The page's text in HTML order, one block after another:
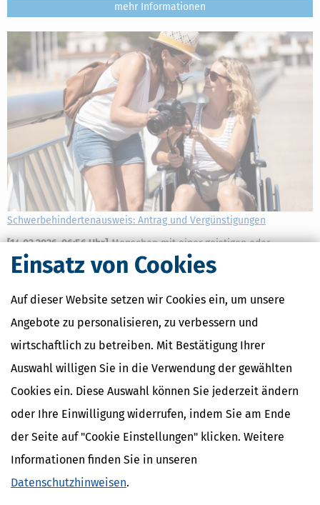
Einsatz von Cookies
Auf dieser Website setzen wir Cookies ein, um unsere
Angebote zu personalisieren, zu verbessern und
wirtschaftlich zu betreiben. Mit Bestätigung Ihrer
Auswahl willigen Sie in die Verwendung der gewählten
Cookies ein. Diese Auswahl können Sie jederzeit ändern
oder Ihre Einwilligung widerrufen, indem Sie am Ende
der Seite auf "Cookie Einstellungen" klicken. Weitere
Informationen finden Sie in unseren
Datenschutzhinweisen.
mehr
Schwerbehindertenausweis: Antrag und Vergünstigungen
[14.03.2026, 06:56 Uhr]Menschen mit einer geistigen oder
körperlichen Behinderung können einen
Schwerbehindertenausweis erhalten, wenn sie einen Grad der
verschiedene Nachteile auszugleichen.
mehr